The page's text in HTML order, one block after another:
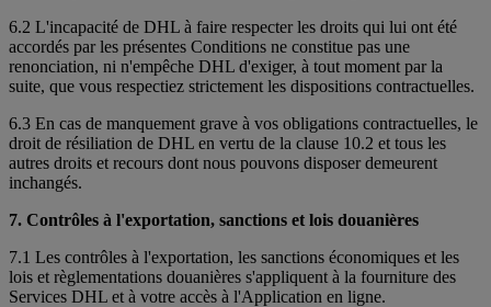
6.2 L'incapacité de DHL à faire respecter les droits qui lui ont été
accordés par les présentes Conditions ne constitue pas une
renonciation, ni n'empêche DHL d'exiger, à tout moment par la
suite, que vous respectiez strictement les dispositions contractuelles.
6.3 En cas de manquement grave à vos obligations contractuelles, le
droit de résiliation de DHL en vertu de la clause 10.2 et tous les
autres droits et recours dont nous pouvons disposer demeurent
inchangés.
7. Contrôles à l'exportation, sanctions et lois douanières
7.1 Les contrôles à l'exportation, les sanctions économiques et les
lois et règlementations douanières s'appliquent à la fourniture des
Services DHL et à votre accès à l'Application en ligne.